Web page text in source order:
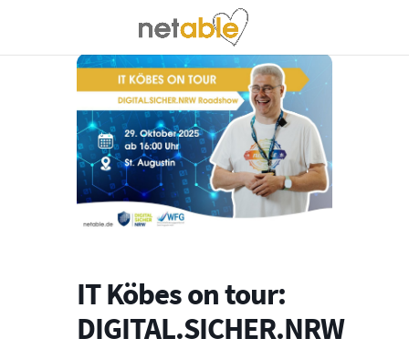
IT Köbes on tour:
DIGITAL.SICHER.NRW